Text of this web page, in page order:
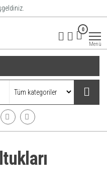
0
Menü